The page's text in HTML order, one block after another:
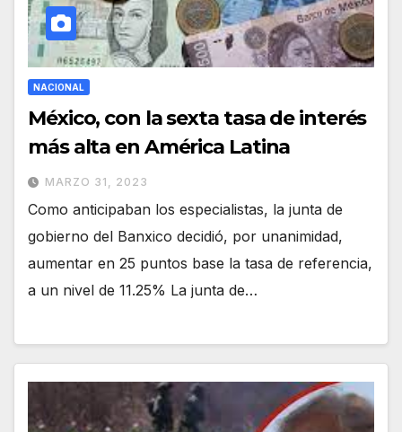
NACIONAL
México, con la sexta tasa de interés
más alta en América Latina
MARZO 31, 2023
Como anticipaban los especialistas, la junta de
gobierno del Banxico decidió, por unanimidad,
aumentar en 25 puntos base la tasa de referencia,
a un nivel de 11.25% La junta de…